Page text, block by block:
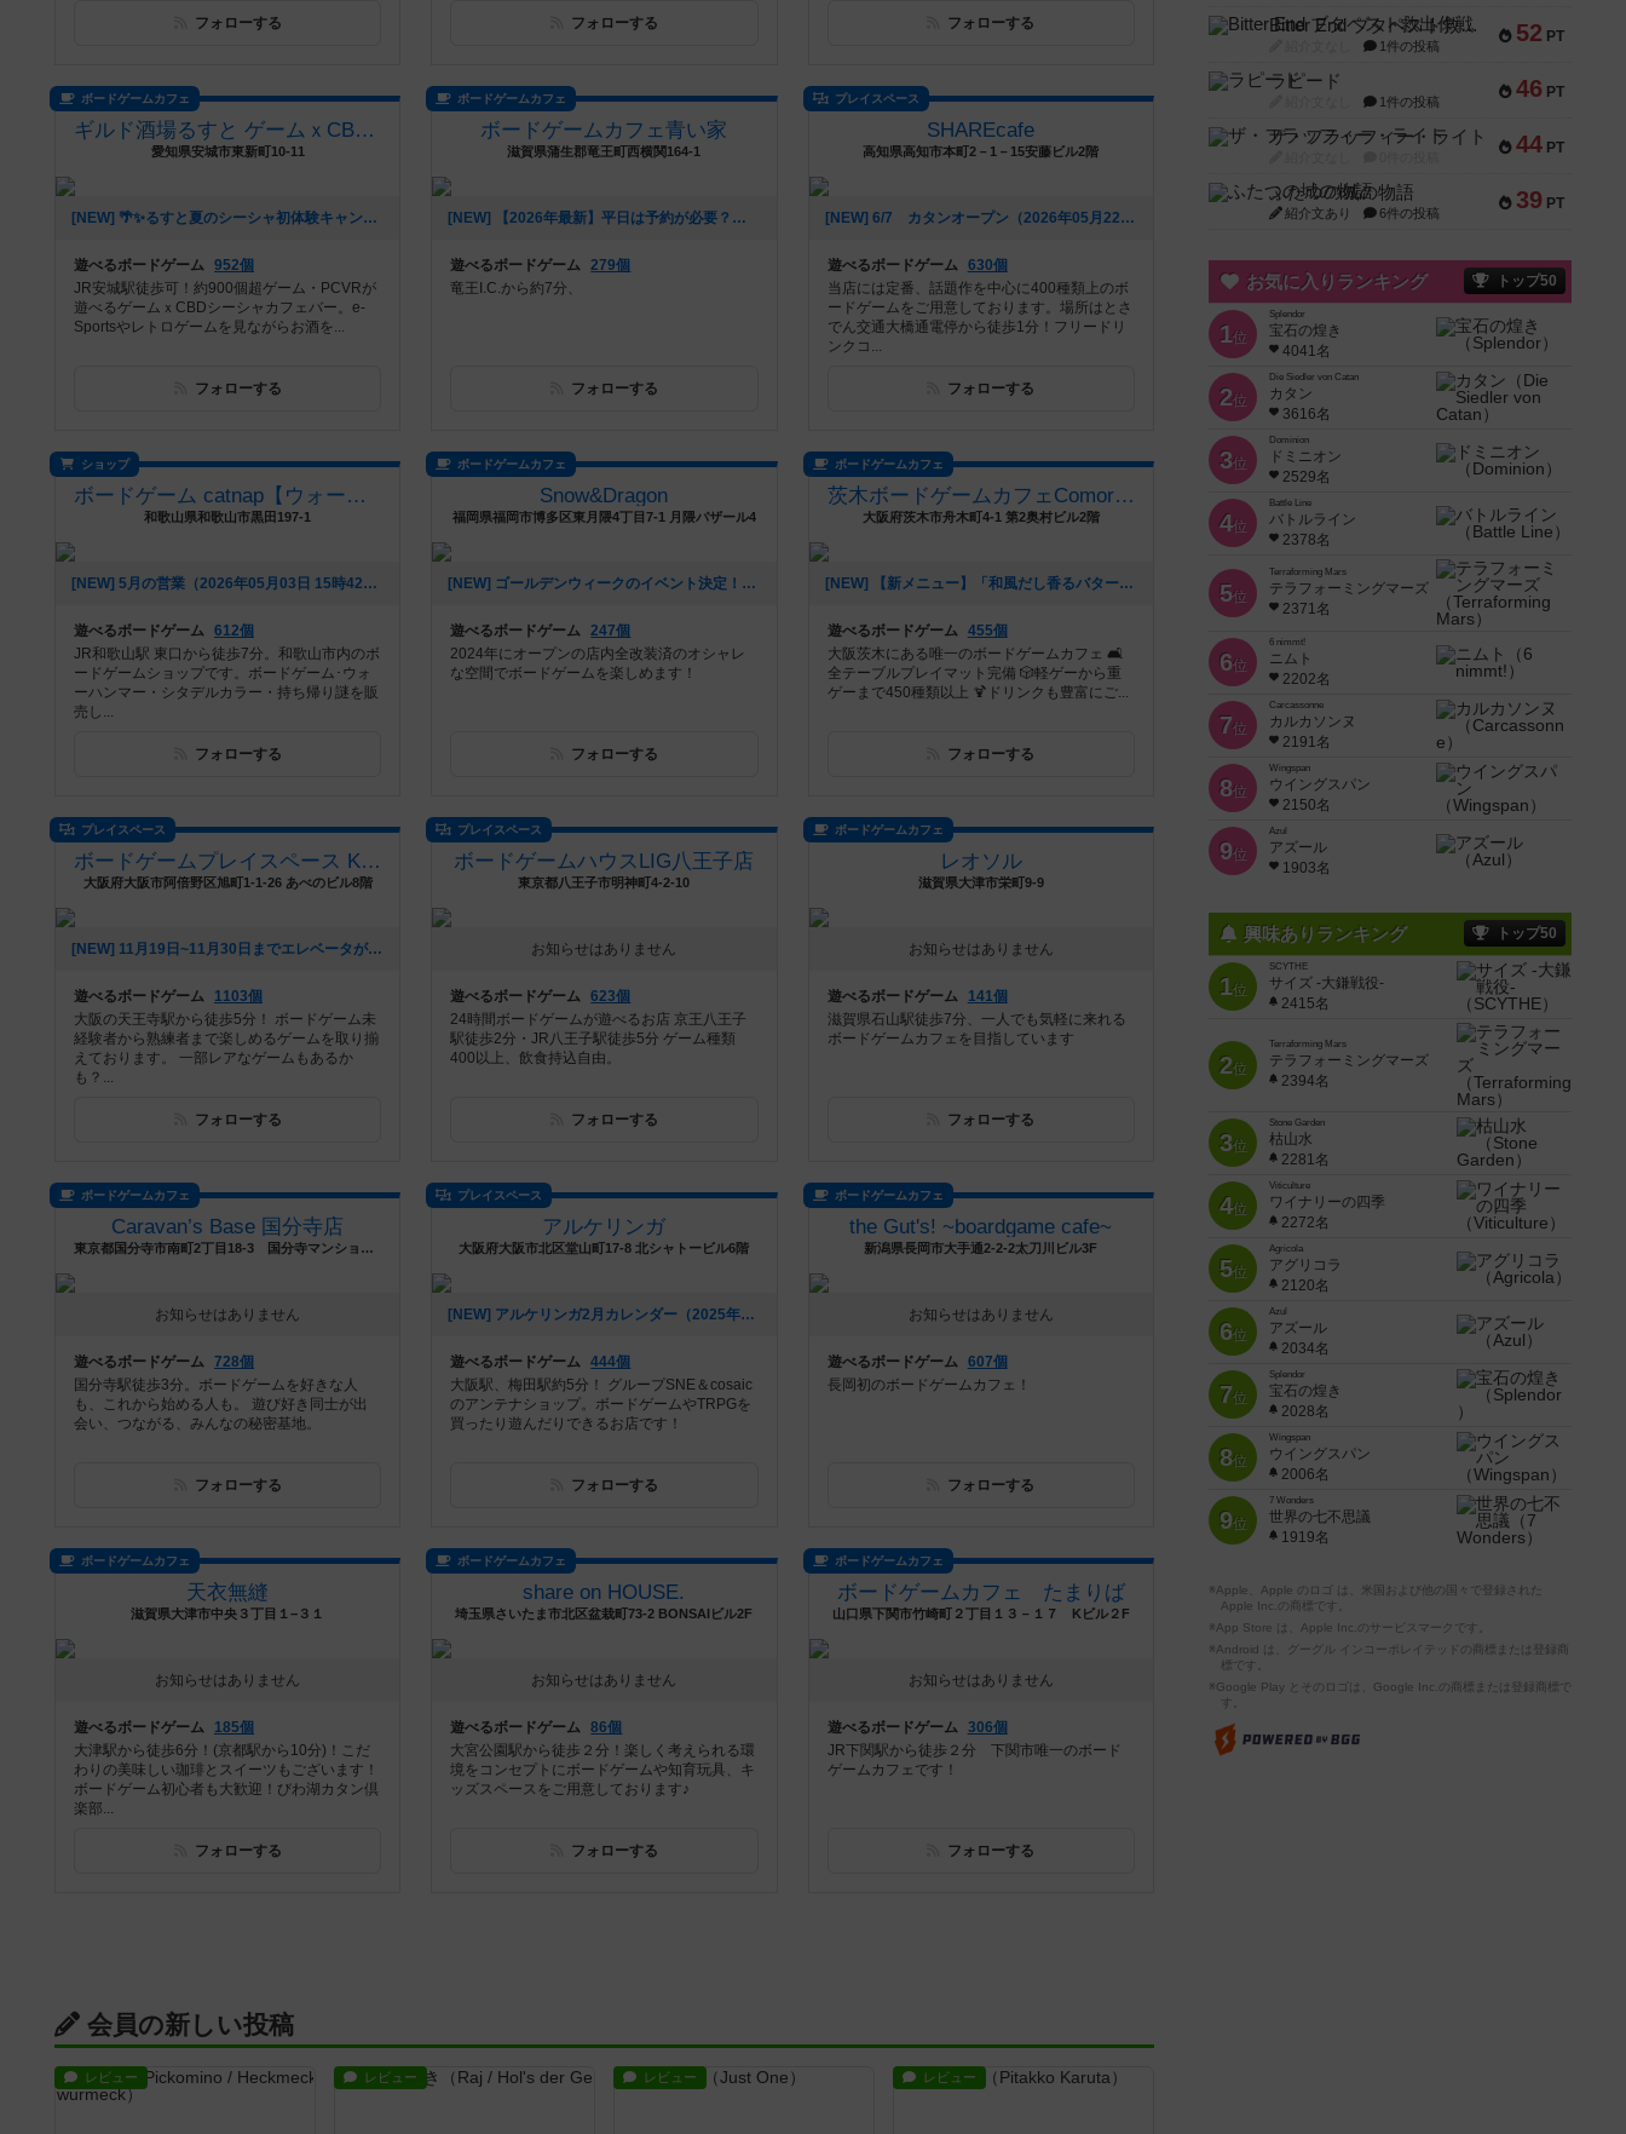
フォローする フォローする フォローする
ボードゲームカフェ
ギルド酒場るすと ゲームｘCBDシーシャカフェバー
愛知県安城市東新町10-11
[NEW] 🌴✨るすと夏のシーシャ初体験キャンペーン✨🌴（2026年06月03日 02時03分）
遊べるボードゲーム 952個
JR安城駅徒歩可！約900個超ゲーム・PCVRが
遊べるゲームｘCBDシーシャカフェバー。e-
Sportsやレトロゲームを見ながらお酒を...
フォローする
ボードゲームカフェ
ボードゲームカフェ青い家
滋賀県蒲生郡竜王町西横関164-1
[NEW] 【2026年最新】平日は予約が必要？ボードゲームカフェ青い家はいつでも予約なしで利用OKです！アサイーボウルも新登場！（2026年05月24日 14時06分）
遊べるボードゲーム 279個
竜王I.C.から約7分、
フォローする
プレイスペース
SHAREcafe
高知県高知市本町2－1－15安藤ビル2階
[NEW] 6/7 カタンオープン（2026年05月22日 08時24分）
遊べるボードゲーム 630個
当店には定番、話題作を中心に400種類上のボ
ードゲームをご用意しております。場所はとさ
でん交通大橋通電停から徒歩1分！フリードリ
ンクコ...
フォローする
ショップ
ボードゲーム catnap【ウォーハンマー・シタデルカラー取扱店】
和歌山県和歌山市黒田197-1
[NEW] 5月の営業（2026年05月03日 15時42分）
遊べるボードゲーム 612個
JR和歌山駅 東口から徒歩7分。和歌山市内のボ
ードゲームショップです。ボードゲーム･ウォ
ーハンマー・シタデルカラー・持ち帰り謎を販
売し...
フォローする
ボードゲームカフェ
Snow&Dragon
福岡県福岡市博多区東月隈4丁目7-1 月隈バザール4
[NEW] ゴールデンウィークのイベント決定！！（2026年04月28日 15時49分）
遊べるボードゲーム 247個
2024年にオープンの店内全改装済のオシャレ
な空間でボードゲームを楽しめます！
フォローする
ボードゲームカフェ
茨木ボードゲームカフェComorebi
大阪府茨木市舟木町4-1 第2奥村ビル2階
[NEW] 【新メニュー】「和風だし香るバター醤油きのこパスタ」が登場！（2026年01月28日 20時37分）
遊べるボードゲーム 455個
大阪茨木にある唯一のボードゲームカフェ 🛋
全テーブルプレイマット完備 🎲軽ゲーから重
ゲーまで450種類以上 🍹ドリンクも豊富にご...
フォローする
プレイスペース
ボードゲームプレイスペース Kinked Tail
大阪府大阪市阿倍野区旭町1-1-26 あべのビル8階
[NEW] 11月19日~11月30日までエレベータが使えなくなります。（2025年10月20日 16時13分）
遊べるボードゲーム
1103個
大阪の天王寺駅から徒歩5分！ ボードゲーム未
経験者から熟練者まで楽しめるゲームを取り揃
えております。 一部レアなゲームもあるか
も？...
フォローする
プレイスペース
ボードゲームハウスLIG八王子店
東京都八王子市明神町4-2-10
お知らせはありません
遊べるボードゲーム 623個
24時間ボードゲームが遊べるお店 京王八王子
駅徒歩2分・JR八王子駅徒歩5分 ゲーム種類
400以上、飲食持込自由。
フォローする
ボードゲームカフェ
レオソル
滋賀県大津市栄町9-9
お知らせはありません
遊べるボードゲーム
141個
滋賀県石山駅徒歩7分、一人でも気軽に来れる
ボードゲームカフェを目指しています
フォローする
ボードゲームカフェ
Caravan’s Base 国分寺店
東京都国分寺市南町2丁目18-3 国分寺マンション B08
お知らせはありません
遊べるボードゲーム 728個
国分寺駅徒歩3分。ボードゲームを好きな人
も、これから始める人も。 遊び好き同士が出
会い、つながる、みんなの秘密基地。
フォローする
プレイスペース
アルケリンガ
大阪府大阪市北区堂山町17-8 北シャトービル6階
[NEW] アルケリンガ2月カレンダー（2025年02月13日 16時53分）
遊べるボードゲーム 444個
大阪駅、梅田駅約5分！ グループSNE＆cosaic
のアンテナショップ。ボードゲームやTRPGを
買ったり遊んだりできるお店です！
フォローする
ボードゲームカフェ
the Gut's! ~boardgame cafe~
新潟県長岡市大手通2-2-2太刀川ビル3F
お知らせはありません
遊べるボードゲーム 607個
長岡初のボードゲームカフェ！
フォローする
ボードゲームカフェ
天衣無縫
滋賀県大津市中央３丁目１−３１
お知らせはありません
遊べるボードゲーム
185個
大津駅から徒歩6分！(京都駅から10分)！こだ
わりの美味しい珈琲とスイーツもございます！
ボードゲーム初心者も大歓迎！びわ湖カタン倶
楽部...
フォローする
ボードゲームカフェ
share on HOUSE.
埼玉県さいたま市北区盆栽町73-2 BONSAIビル2F
お知らせはありません
遊べるボードゲーム 86個
大宮公園駅から徒歩２分！楽しく考えられる環
境をコンセプトにボードゲームや知育玩具、キ
ッズスペースをご用意しております♪
フォローする
ボードゲームカフェ
ボードゲームカフェ たまりば
山口県下関市竹崎町２丁目１３－１７ Kビル２F
お知らせはありません
遊べるボードゲーム 306個
JR下関駅から徒歩２分 下関市唯一のボード
ゲームカフェです！
フォローする
会員の新しい投稿
レビュー レビュー レビュー レビュー
52 PT
Bitter End ブタペスト救出作戦
1件の投稿
46 PT
ラピード
1件の投稿
44 PT
ザ・フラッフィー・ライト
39 PT
ふたつの城の物語
紹介文あり 6件の投稿
お気に入りランキング トップ50
1位
Splendor
宝石の煌き
4041名
2位
Die Siedler von Catan
カタン
3616名
3位
Dominion
ドミニオン
2529名
4位
Battle Line
バトルライン
2378名
5位
Terraforming Mars
テラフォーミングマーズ
2371名
6位
6 nimmt!
ニムト
2202名
7位
Carcassonne
カルカソンヌ
2191名
8位
Wingspan
ウイングスパン
2150名
9位
Azul
アズール
1903名
興味ありランキング トップ50
1位
SCYTHE
サイズ -大鎌戦役-
2415名
2位
Terraforming Mars
テラフォーミングマーズ
2394名
3位
Stone Garden
枯山水
2281名
4位
Viticulture
ワイナリーの四季
2272名
5位
Agricola
アグリコラ
2120名
6位
Azul
アズール
2034名
7位
Splendor
宝石の煌き
2028名
8位
Wingspan
ウイングスパン
2006名
9位
7 Wonders
世界の七不思議
1919名
※Apple、Apple のロゴ は、米国および他の国々で登録された
Apple Inc.の商標です。
※App Store は、Apple Inc.のサービスマークです。
※Android は、グーグル インコーポレイテッドの商標または登録商
標です。
※Google Play とそのロゴは、Google Inc.の商標または登録商標で
す。